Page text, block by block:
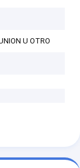
U OTRO